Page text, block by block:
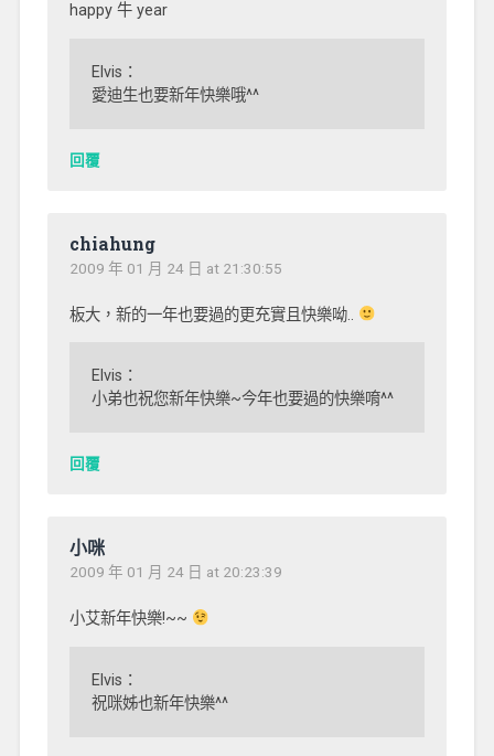
happy 牛 year
Elvis：
愛迪生也要新年快樂哦^^
回覆
chiahung
2009 年 01 月 24 日 at 21:30:55
板大，新的一年也要過的更充實且快樂呦..
Elvis：
小弟也祝您新年快樂~今年也要過的快樂唷^^
回覆
小咪
2009 年 01 月 24 日 at 20:23:39
小艾新年快樂!~~
Elvis：
祝咪姊也新年快樂^^